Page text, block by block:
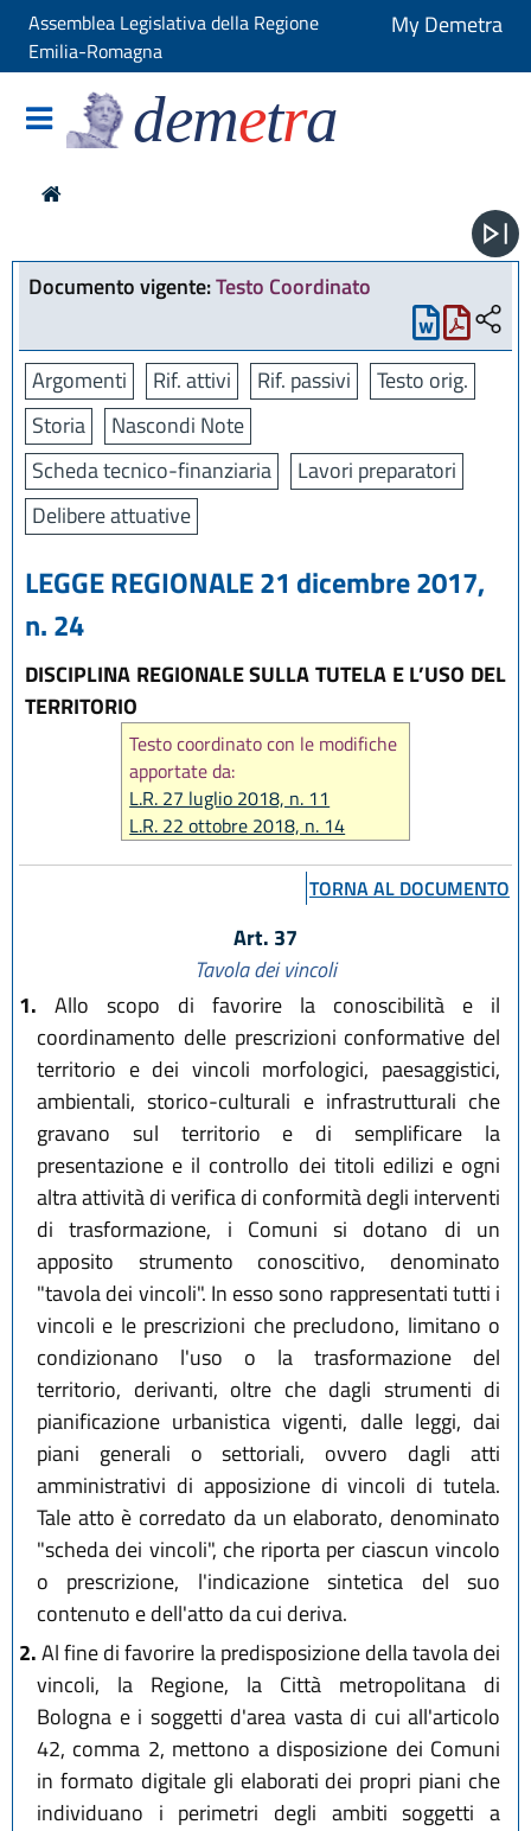
Assemblea Legislativa della Regione
Emilia-Romagna
My Demetra
demetra
Documento vigente:Testo Coordinato
Argomenti Rif. attivi Rif. passivi
Testo orig.
Storia
Nascondi Note
Scheda tecnico-finanziaria
Lavori preparatori
Delibere attuative
LEGGE REGIONALE 21 dicembre 2017,
n. 24
DISCIPLINA REGIONALE SULLA TUTELA E L’USO DEL
TERRITORIO
Testo coordinato con le modifiche
apportate da:
L.R. 27 luglio 2018, n. 11
L.R. 22 ottobre 2018, n. 14
L.R. 1 agosto 2019, n. 17
L.R. 6 novembre 2019, n. 23
L.R. 31 luglio 2020, n. 3
L.R. 29 dicembre 2020, n. 14
L.R. 20 maggio 2021, n. 5
L.R. 28 dicembre 2021, n. 19
L.R. 14 giugno 2024, n. 7
L.R. 25 luglio 2025, n. 9
L.R. 28 luglio 2026, n. 9
TORNA AL DOCUMENTO
Art. 37
Tavola dei vincoli
1. Allo scopo di favorire la conoscibilità e il
coordinamento delle prescrizioni conformative del
territorio e dei vincoli morfologici, paesaggistici,
ambientali, storico-culturali e infrastrutturali che
gravano sul territorio e di semplificare la
presentazione e il controllo dei titoli edilizi e ogni
altra attività di verifica di conformità degli interventi
di trasformazione, i Comuni si dotano di un
apposito strumento conoscitivo, denominato
"tavola dei vincoli". In esso sono rappresentati tutti i
vincoli e le prescrizioni che precludono, limitano o
condizionano l'uso o la trasformazione del
territorio, derivanti, oltre che dagli strumenti di
pianificazione urbanistica vigenti, dalle leggi, dai
piani generali o settoriali, ovvero dagli atti
amministrativi di apposizione di vincoli di tutela.
Tale atto è corredato da un elaborato, denominato
"scheda dei vincoli", che riporta per ciascun vincolo
o prescrizione, l'indicazione sintetica del suo
contenuto e dell'atto da cui deriva.
2.Al fine di favorire la predisposizione della tavola dei
vincoli, la Regione, la Città metropolitana di
Bologna e i soggetti d'area vasta di cui all'articolo
42, comma 2, mettono a disposizione dei Comuni
in formato digitale gli elaborati dei propri piani che
individuano i perimetri degli ambiti soggetti a